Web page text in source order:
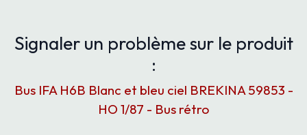
Signaler un problème sur le produit
:
Bus IFA H6B Blanc et bleu ciel BREKINA 59853 -
HO 1/87 - Bus rétro